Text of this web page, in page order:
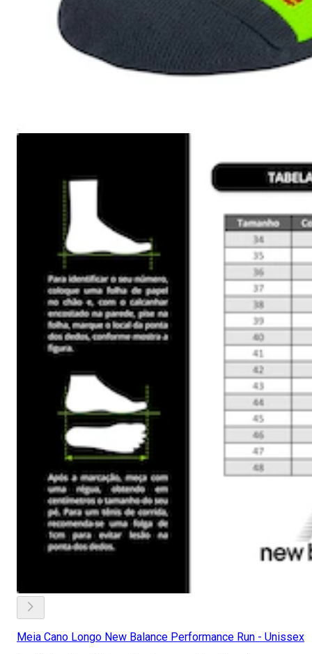
Meia Cano Longo New Balance Performance Run - Unissex